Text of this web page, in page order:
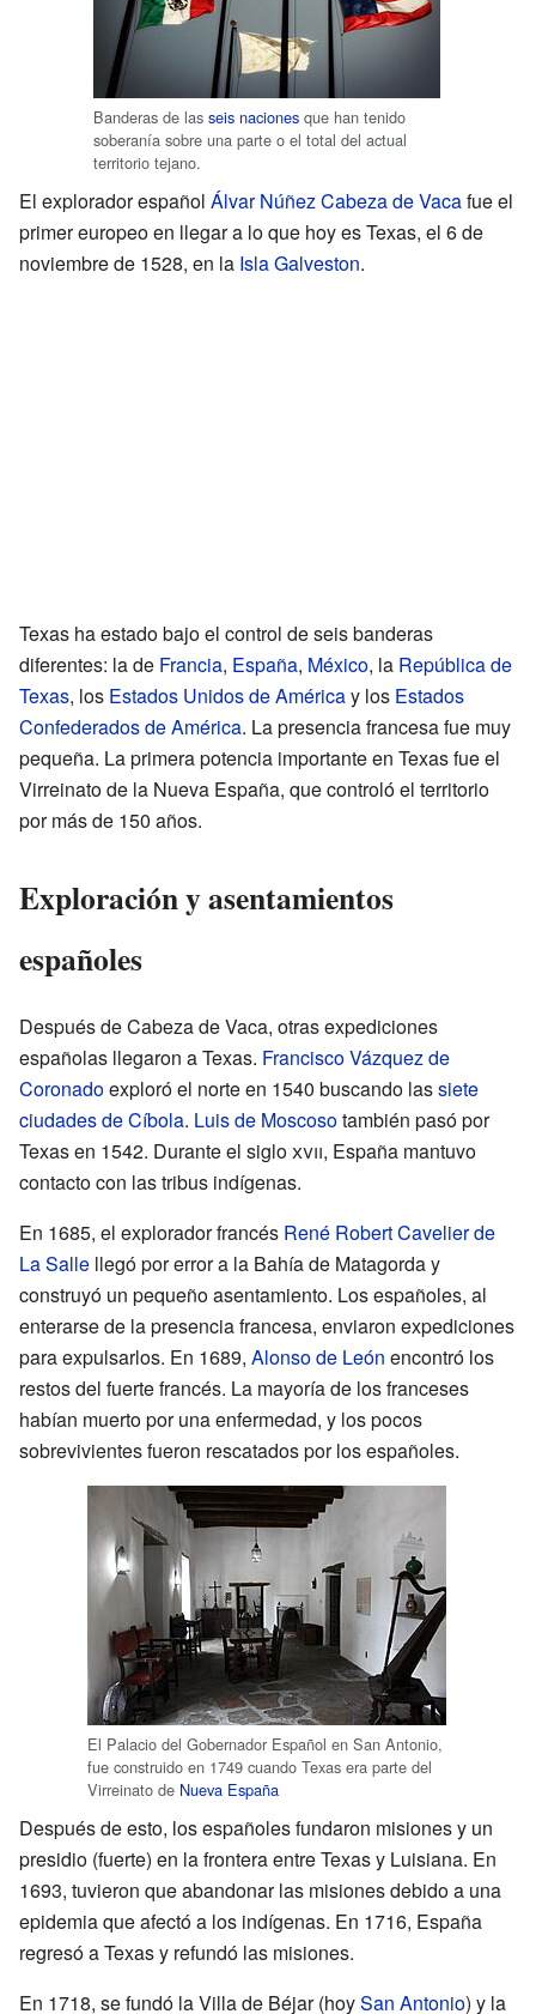
Banderas de las seis naciones que han tenido
soberanía sobre una parte o el total del actual
territorio tejano.
El explorador español Álvar Núñez Cabeza de Vacafue el
primer europeo en llegar a lo que hoy es Texas, el 6 de
noviembre de 1528, en la Isla Galveston.
Texas ha estado bajo el control de seis banderas
diferentes: la de Francia, España, México, la República de
Texas, los Estados Unidos de Américay los Estados
Confederados de América. La presencia francesa fue muy
pequeña. La primera potencia importante en Texas fue el
Virreinato de la Nueva España, que controló el territorio
por más de 150 años.
Exploración y asentamientos
españoles
Después de Cabeza de Vaca, otras expediciones
españolas llegaron a Texas. Francisco Vázquez de
Coronadoexploró el norte en 1540 buscando lassiete
ciudades de Cíbola. Luis de Moscosotambién pasó por
Texas en 1542. Durante el sigloxvii, España mantuvo
contacto con las tribus indígenas.
En 1685, el explorador francés René Robert Cavelier de
La Salle llegó por error a la Bahía de Matagorda y
construyó un pequeño asentamiento. Los españoles, al
enterarse de la presencia francesa, enviaron expediciones
para expulsarlos. En 1689, Alonso de León encontró los
restos del fuerte francés. La mayoría de los franceses
habían muerto por una enfermedad, y los pocos
sobrevivientes fueron rescatados por los españoles.
El Palacio del Gobernador Español en San Antonio,
fue construido en 1749 cuando Texas era parte del
Virreinato de Nueva España
Después de esto, los españoles fundaron misiones y un
presidio (fuerte) en la frontera entre Texas y Luisiana. En
1693, tuvieron que abandonar las misiones debido a una
epidemia que afectó a los indígenas. En 1716, España
regresó a Texas y refundó las misiones.
En 1718, se fundó la Villa de Béjar (hoySan Antonio) y la